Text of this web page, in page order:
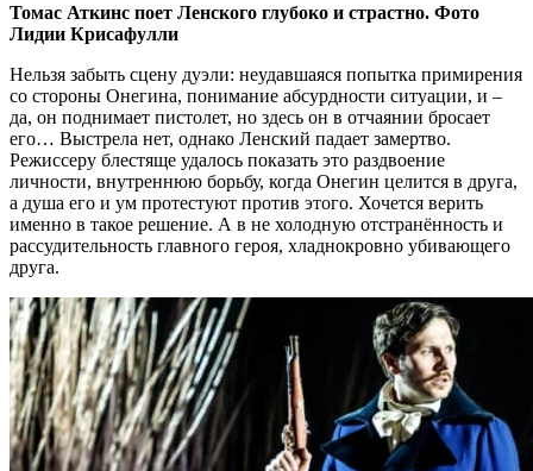
Томас Аткинс поет Ленского глубоко и страстно. Фото
Лидии Крисафулли
Нельзя забыть сцену дуэли: неудавшаяся попытка примирения
со стороны Онегина, понимание абсурдности ситуации, и –
да, он поднимает пистолет, но здесь он в отчаянии бросает
его… Выстрела нет, однако Ленский падает замертво.
Режиссеру блестяще удалось показать это раздвоение
личности, внутреннюю борьбу, когда Онегин целится в друга,
а душа его и ум протестуют против этого. Хочется верить
именно в такое решение. А в не холодную отстранённость и
рассудительность главного героя, хладнокровно убивающего
друга.